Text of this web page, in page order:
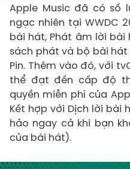
Apple Music đã có số
ngạc nhiên tại WWDC
bài hát, Phát âm lời
sách phát và bộ bài
Pin. Thêm vào đó, với
thể đạt đến cấp độ
quyền miễn phí của
Kết hợp với Dịch lời
hảo ngay cả khi bạn
của bài hát).